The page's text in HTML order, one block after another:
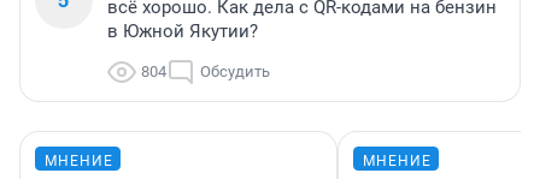
всё хорошо. Как дела с QR-кодами на бензин
в Южной Якутии?
804 Обсудить
МНЕНИЕ МНЕНИЕ